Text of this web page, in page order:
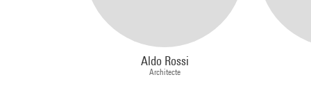
Aldo Rossi
Architecte